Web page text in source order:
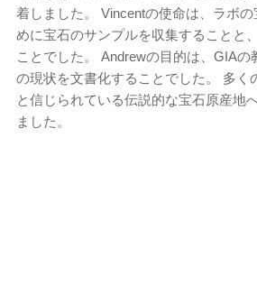
着しました。 Vincentの使命は、ラボ
めに宝石のサンプルを収集することと
ことでした。 Andrewの目的は、GIAの
の現状を文書化することでした。 多く
と信じられている伝説的な宝石原産地
ました。